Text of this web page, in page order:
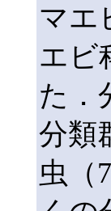
マエ
エビ
た．
分類
虫（